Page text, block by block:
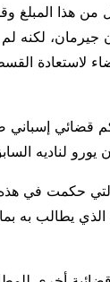
لكنه لم
لاستعادة
صدر حكم قضائي
حكمت في هذه
يطالب به